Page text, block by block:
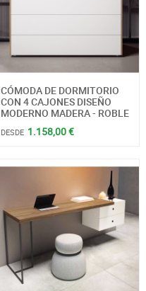
CÓMODA DE DORMITORIO
CON 4 CAJONES DISEÑO
MODERNO MADERA - ROBLE
DESDE 1.158,00 €